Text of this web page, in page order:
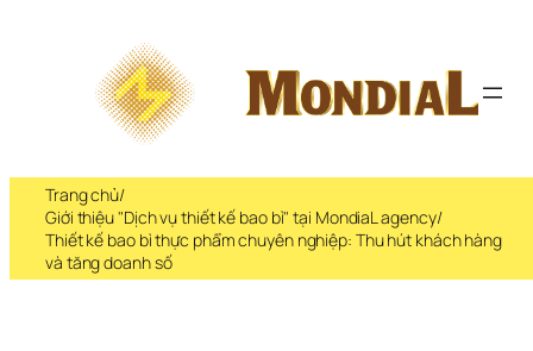
Trang chủ/
Giới thiệu "Dịch vụ thiết kế bao bì" tại MondiaL agency/
Thiết kế bao bì thực phẩm chuyên nghiệp: Thu hút khách hàng
và tăng doanh số